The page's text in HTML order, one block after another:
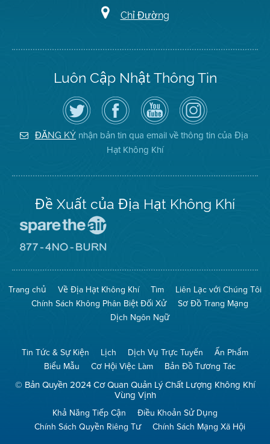
Chỉ Đường
Luôn Cập Nhật Thông Tin
Hãy
theo
dõi
Địa
Hạt
Không
Truy
cập
Trang
Facebook
của
Địa
Hạt
Kênh
YouTube
của
Địa
Hạt
Không
Khí
Air
District
on
Instagram
ĐĂNG KÝ nhận bản tin qua email về thông tin của Địa
Hạt Không Khí
Đề Xuất của Địa Hạt Không Khí
The
(Bảo
Toàn
Không
Khí)
Mạng
No
Burn
(Không
Đốt)
Trang chủ Về Địa Hạt Không Khí Tìm
Liên Lạc với Chúng Tôi
Chính Sách Không Phân Biệt Đối Xử
Sơ Đồ Trang Mạng
Dịch Ngôn Ngữ
Tin Tức & Sự Kiện Lịch Dịch Vụ Trực Tuyến
Ấn Phẩm
Biểu Mẫu
Cơ Hội Việc Làm Bản Đồ Tương Tác
© Bản Quyền 2024 Cơ Quan Quản Lý Chất Lượng Không Khí
Vùng Vịnh
Khả Năng Tiếp Cận
Điều Khoản Sử Dụng
Chính Sách Quyền Riêng Tư
Chính Sách Mạng Xã Hội